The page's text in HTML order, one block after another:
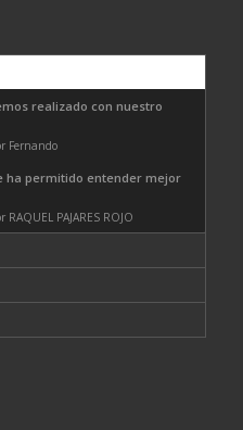
realizado con nuestro
Fernando
ha permitido entender mejor
PAJARES ROJO